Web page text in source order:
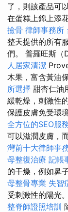
了，則該產品可
在蛋糕上錦上添
撿骨 律師事務所
整天提供的所有
們。 普羅旺斯（
人居家清潔
木果，富含黃油
所選擇 甜杏仁油
緩乾燥，刺激性
保護皮膚免受環
全方位的SEO服
可以滋潤皮膚，
灣前十大律師事
母整復治療 記帳
的干燥，例如鼻
母整骨專業 失智
受刺激性的陽光。
整脊師證照培訓